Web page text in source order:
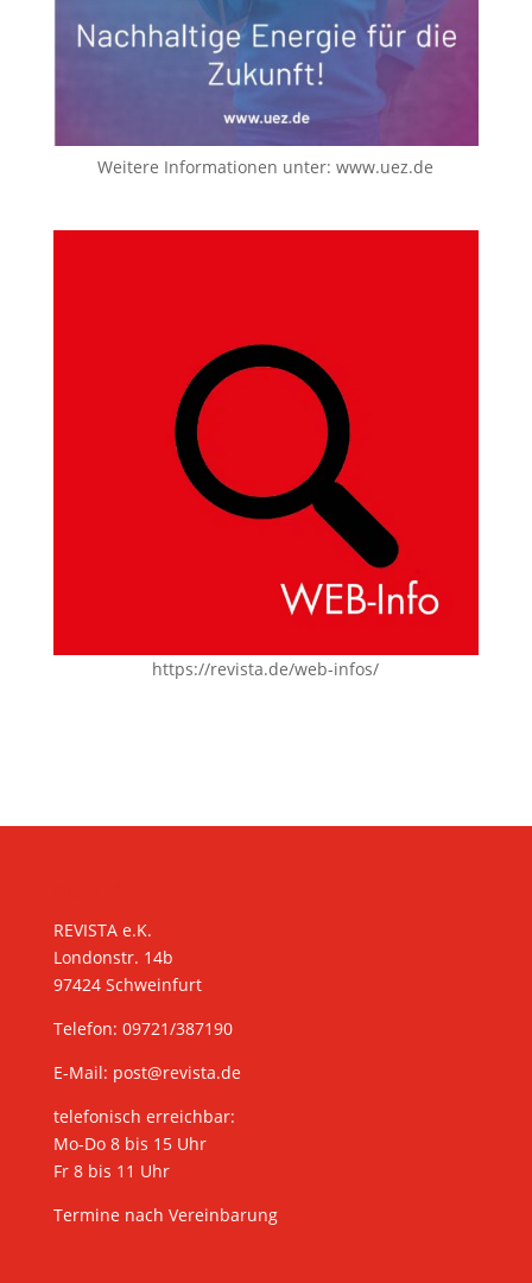
Weitere Informationen unter:www.uez.de
https://revista.de/web-infos/
REVISTA e.K.
Londonstr. 14b
97424 Schweinfurt
Telefon: 09721/387190
E-Mail: post@revista.de
telefonisch erreichbar:
Mo-Do 8 bis 15 Uhr
Fr 8 bis 11 Uhr
Termine nach Vereinbarung